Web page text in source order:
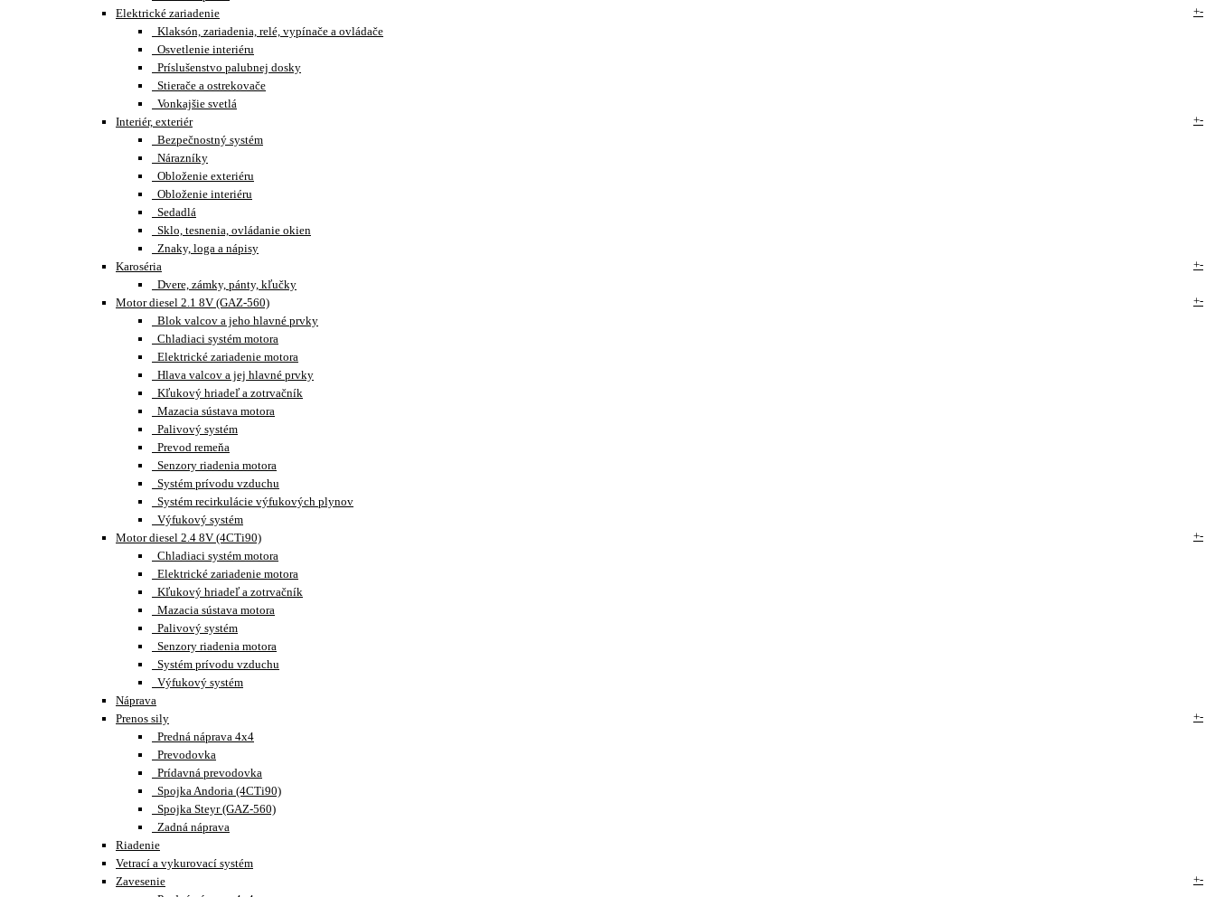
Elektrické zariadenie
+-
Klaksón, zariadenia, relé, vypínače a ovládače
Osvetlenie interiéru
Príslušenstvo palubnej dosky
Stierače a ostrekovače
Vonkajšie svetlá
Interiér, exteriér
+-
Bezpečnostný systém
Nárazníky
Obloženie exteriéru
Obloženie interiéru
Sedadlá
Sklo, tesnenia, ovládanie okien
Znaky, loga a nápisy
Karoséria
+-
Dvere, zámky, pánty, kľučky
Motor diesel 2.1 8V (GAZ-560)
+-
Blok valcov a jeho hlavné prvky
Chladiaci systém motora
Elektrické zariadenie motora
Hlava valcov a jej hlavné prvky
Kľukový hriadeľ a zotrvačník
Mazacia sústava motora
Palivový systém
Prevod remeňa
Senzory riadenia motora
Systém prívodu vzduchu
Systém recirkulácie výfukových plynov
Výfukový systém
Motor diesel 2.4 8V (4CTi90)
+-
Chladiaci systém motora
Elektrické zariadenie motora
Kľukový hriadeľ a zotrvačník
Mazacia sústava motora
Palivový systém
Senzory riadenia motora
Systém prívodu vzduchu
Výfukový systém
Náprava
Prenos sily
+-
Predná náprava 4x4
Prevodovka
Prídavná prevodovka
Spojka Andoria (4CTi90)
Spojka Steyr (GAZ-560)
Zadná náprava
Riadenie
Vetrací a vykurovací systém
Zavesenie
+-